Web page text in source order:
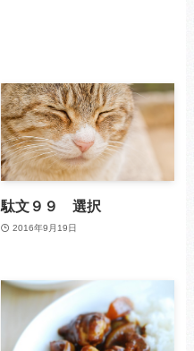
駄文９９ 選択
2016年9月19日